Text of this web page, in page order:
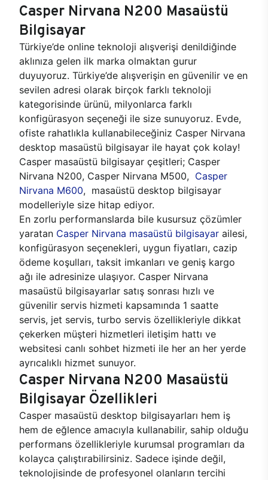
Casper Nirvana N200 Masaüstü
Bilgisayar
Türkiye’de online teknoloji alışverişi denildiğinde
aklınıza gelen ilk marka olmaktan gurur
duyuyoruz. Türkiye’de alışverişin en güvenilir ve en
sevilen adresi olarak birçok farklı teknoloji
kategorisinde ürünü, milyonlarca farklı
konfigürasyon seçeneği ile size sunuyoruz. Evde,
ofiste rahatlıkla kullanabileceğiniz Casper Nirvana
desktop masaüstü bilgisayar ile hayat çok kolay!
Casper masaüstü bilgisayar çeşitleri; Casper
Nirvana N200, Casper Nirvana M500, Casper
Nirvana M600, masaüstü desktop bilgisayar
modelleriyle size hitap ediyor.
En zorlu performanslarda bile kusursuz çözümler
yaratan Casper Nirvana masaüstü bilgisayar ailesi,
konfigürasyon seçenekleri, uygun fiyatları, cazip
ödeme koşulları, taksit imkanları ve geniş kargo
ağı ile adresinize ulaşıyor. Casper Nirvana
masaüstü bilgisayarlar satış sonrası hızlı ve
güvenilir servis hizmeti kapsamında 1 saatte
servis, jet servis, turbo servis özellikleriyle dikkat
çekerken müşteri hizmetleri iletişim hattı ve
websitesi canlı sohbet hizmeti ile her an her yerde
ayrıcalıklı hizmet sunuyor.
Casper Nirvana N200 Masaüstü
Bilgisayar Özellikleri
Casper masaüstü desktop bilgisayarları hem iş
hem de eğlence amacıyla kullanabilir, sahip olduğu
performans özellikleriyle kurumsal programları da
kolayca çalıştırabilirsiniz. Sadece işinde değil,
teknolojisinde de profesyonel olanların tercihi